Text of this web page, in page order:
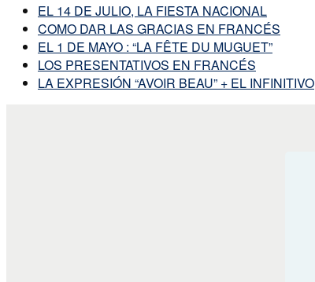
EL 14 DE JULIO, LA FIESTA NACIONAL
COMO DAR LAS GRACIAS EN FRANCÉS
EL 1 DE MAYO : “LA FÊTE DU MUGUET”
LOS PRESENTATIVOS EN FRANCÉS
LA EXPRESIÓN “AVOIR BEAU” + EL INFINITIVO